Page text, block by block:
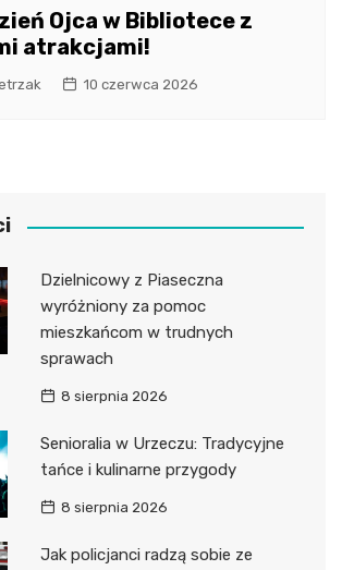
Ojca w Bibliotece z
atrakcjami!
10 czerwca 2026
Dzielnicowy z Piaseczna
wyróżniony za pomoc
mieszkańcom w trudnych
sprawach
8 sierpnia 2026
Senioralia w Urzeczu: Tradycyjne
tańce i kulinarne przygody
8 sierpnia 2026
Jak policjanci radzą sobie ze